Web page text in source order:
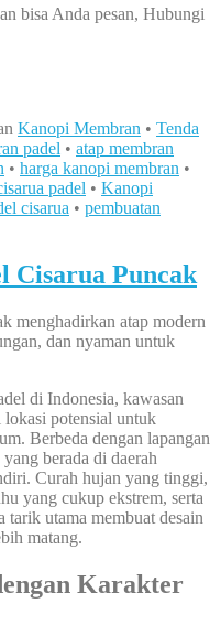
bisa Anda pesan, Hubungi
Kanopi Membran • Tenda
padel • atap membran
• harga kanopi membran •
padel • Kanopi
cisarua • pembuatan
Cisarua Puncak
menghadirkan atap modern
dan nyaman untuk
di Indonesia, kawasan
potensial untuk
Berbeda dengan lapangan
berada di daerah
Curah hujan yang tinggi,
yang cukup ekstrem, serta
tarik utama membuat desain
matang.
Karakter